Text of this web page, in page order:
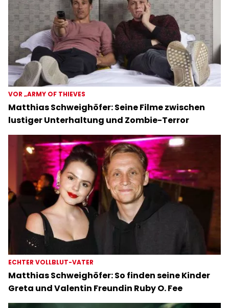
VOR „ARMY OF THIEVES
Matthias Schweighöfer: Seine Filme zwischen
lustiger Unterhaltung und Zombie-Terror
ECHTER VOLLBLUT-VATER
Matthias Schweighöfer: So finden seine Kinder
Greta und Valentin Freundin Ruby O. Fee